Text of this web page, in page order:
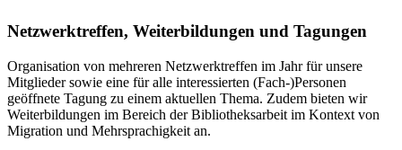
Netzwerktreffen, Weiterbildungen und Tagungen
Organisation von mehreren Netzwerktreffen im Jahr für unsere
Mitglieder sowie eine für alle interessierten (Fach-)Personen
geöffnete Tagung zu einem aktuellen Thema. Zudem bieten wir
Weiterbildungen im Bereich der Bibliotheksarbeit im Kontext von
Migration und Mehrsprachigkeit an.